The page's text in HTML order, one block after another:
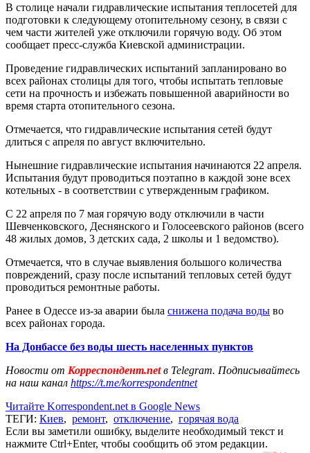
В столице начали гидравлические испытания теплосетей для
подготовки к следующему отопительному сезону, в связи с
чем части жителей уже отключили горячую воду. Об этом
сообщает пресс-служба Киевской администрации.
Проведение гидравлических испытаний запланировано во
всех районах столицы для того, чтобы испытать тепловые
сети на прочность и избежать повышенной аварийности во
время старта отопительного сезона.
Отмечается, что гидравлические испытания сетей будут
длиться с апреля по август включительно.
Нынешние гидравлические испытания начинаются 22 апреля.
Испытания будут проводиться поэтапно в каждой зоне всех
котельных - в соответствии с утвержденным графиком.
С 22 апреля по 7 мая горячую воду отключили в части
Шевченковского, Деснянского и Голосеевского районов (всего
48 жилых домов, 3 детских сада, 2 школы и 1 ведомство).
Отмечается, что в случае выявления большого количества
повреждений, сразу после испытаний тепловых сетей будут
проводиться ремонтные работы.
Ранее в Одессе из-за аварии была снижена подача воды во
всех районах города.
На Донбассе без воды шесть населенных пунктов
Новости от Корреспондент.netв Telegram. Подписывайтесь
на наш канал https://t.me/korrespondentnet
Читайте Korrespondent.net в Google News
ТЕГИ: Киев, ремонт, отключение, горячая вода
Если вы заметили ошибку, выделите необходимый текст и
нажмите Ctrl+Enter, чтобы сообщить об этом редакции.